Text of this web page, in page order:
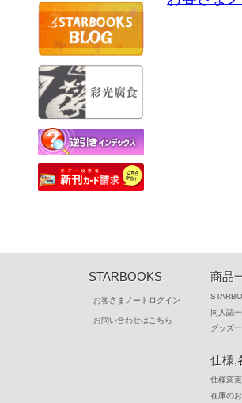
取り扱い箔一覧
よくある質問
毎割60
ぼうけんのしょ
新刊カード請求/交換
データチェック編
逆引きインデックス
本づくりのいろは
STARBOOKS
お客さまノートログイン
お問い合わせはこちら
商品
同人誌
グッズ
仕様,
仕様変
在庫の